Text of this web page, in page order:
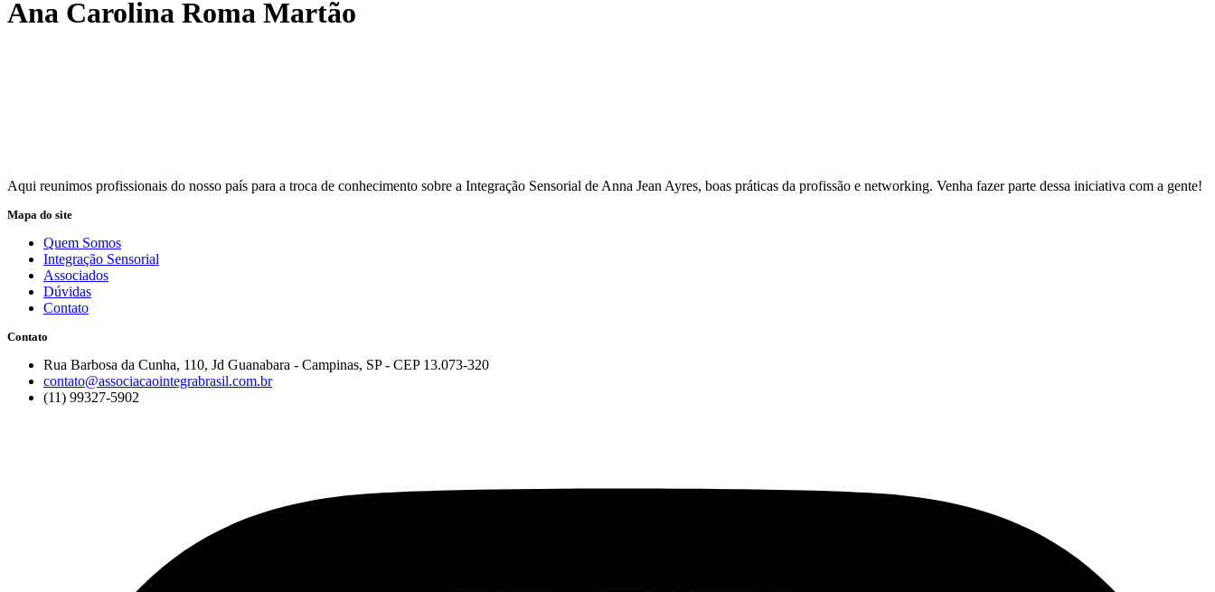
Ana Carolina Roma Martão
Aqui reunimos profissionais do nosso país para a troca de conhecimento sobre a Integração Sensorial de Anna Jean Ayres, boas práticas da profissão e networking. Venha fazer parte dessa iniciativa com a gente!
Mapa do site
Quem Somos
Integração Sensorial
Associados
Dúvidas
Contato
Contato
Rua Barbosa da Cunha, 110, Jd Guanabara - Campinas, SP - CEP 13.073-320
contato@associacaointegrabrasil.com.br
(11) 99327-5902